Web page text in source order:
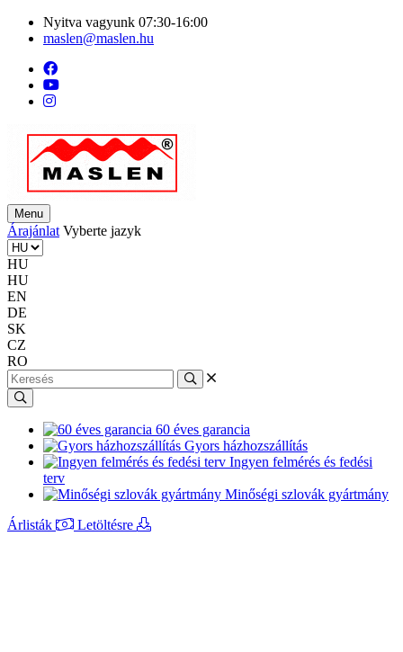
Nyitva vagyunk 07:30-16:00
maslen@maslen.hu
Menu
Árajánlat Vyberte jazyk
HU
HU
EN
DE
SK
CZ
RO
60 éves garancia
Gyors házhozszállítás
Ingyen felmérés és fedési
terv
Minőségi szlovák gyártmány
Árlisták
Letöltésre